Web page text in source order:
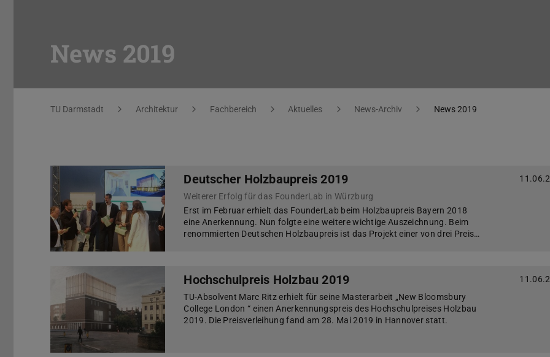
News 2019
Sie befinden sich hier:
TU Darmstadt Architektur Fachbereich Aktuelles News-Archiv News 2019
Deutscher Holzbaupreis 2019
Weiterer Erfolg für das FounderLab in Würzburg
Erst im Februar erhielt das FounderLab beim Holzbaupreis Bayern 2018
eine Anerkennung. Nun folgte eine weitere wichtige Auszeichnung. Beim
renommierten Deutschen Holzbaupreis ist das Projekt einer von drei Preis…
Hochschulpreis Holzbau 2019
TU-Absolvent Marc Ritz erhielt für seine Masterarbeit „New Bloomsbury
College London “ einen Anerkennungspreis des Hochschulpreises Holzbau
2019. Die Preisverleihung fand am 28. Mai 2019 in Hannover statt.